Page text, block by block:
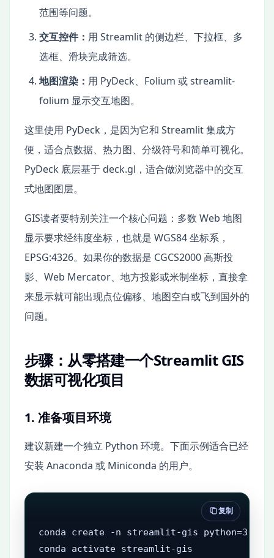
范围等问题。
交互控件： 用 Streamlit 的侧边栏、下拉框、多
选框、滑块完成筛选。
地图渲染： 用 PyDeck、Folium 或 streamlit-
folium 显示交互地图。
这里使用 PyDeck，是因为它和 Streamlit 集成方
便，适合点数据、热力图、分级符号和简单可视化。
PyDeck 底层基于 deck.gl，适合做浏览器中的交互
式地图图层。
GIS读者要特别关注一个核心问题：多数 Web 地图
显示要求经纬度坐标，也就是 WGS84 坐标系，
EPSG:4326。如果你的数据是 CGCS2000 高斯投
影、Web Mercator、地方投影或米制坐标，直接拿
来显示就可能出现点位偏移、地图空白或飞到国外的
问题。
步骤：从零搭建一个Streamlit GIS
数据可视化项目
1. 准备项目环境
建议新建一个独立 Python 环境。下面示例适合已经
安装 Anaconda 或 Miniconda 的用户。
conda create -n streamlit-gis python=3.11
conda activate streamlit-gis
复制